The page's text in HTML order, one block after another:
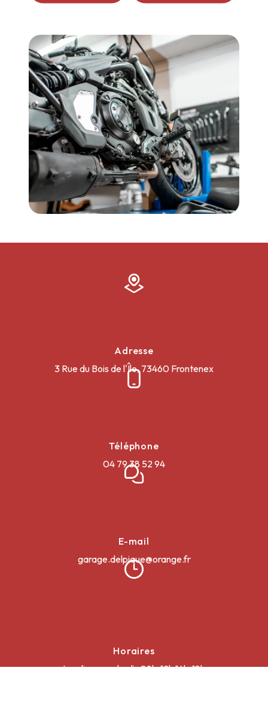
Adresse
3 Rue du Bois de l'Île, 73460 Frontenex
Téléphone
04 79 38 52 94
E-mail
garage.delpique@orange.fr
Horaires
Lundi au vendredi : 08h-12h 14h-18h